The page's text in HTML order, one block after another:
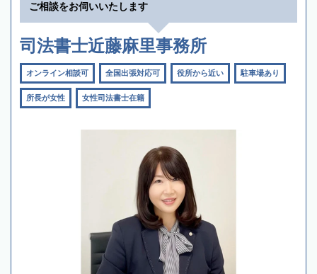
ご相談をお伺いいたします
司法書士近藤麻里事務所
オンライン相談可 全国出張対応可 役所から近い 駐車場あり
所長が女性 女性司法書士在籍